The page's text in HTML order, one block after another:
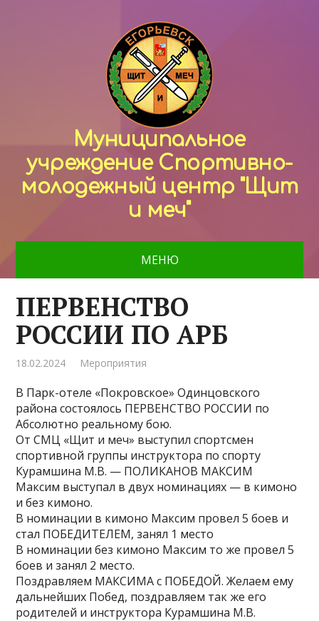
Муниципальное
учреждение Спортивно-
молодежный центр "Щит
и меч"
МЕНЮ
ПЕРВЕНСТВО
РОССИИ ПО АРБ
18.02.2024 Мероприятия
В Парк-отеле «Покровское» Одинцовского
района состоялось ПЕРВЕНСТВО РОССИИ по
Абсолютно реальному бою.
От СМЦ «Щит и меч» выступил спортсмен
спортивной группы инструктора по спорту
Курамшина М.В. — ПОЛИКАНОВ МАКСИМ
Максим выступал в двух номинациях — в кимоно
и без кимоно.
В номинации в кимоно Максим провел 5 боев и
стал ПОБЕДИТЕЛЕМ, занял 1 место
В номинации без кимоно Максим то же провел 5
боев и занял 2 место.
Поздравляем МАКСИМА с ПОБЕДОЙ. Желаем ему
дальнейших Побед, поздравляем так же его
родителей и инструктора Курамшина М.В.